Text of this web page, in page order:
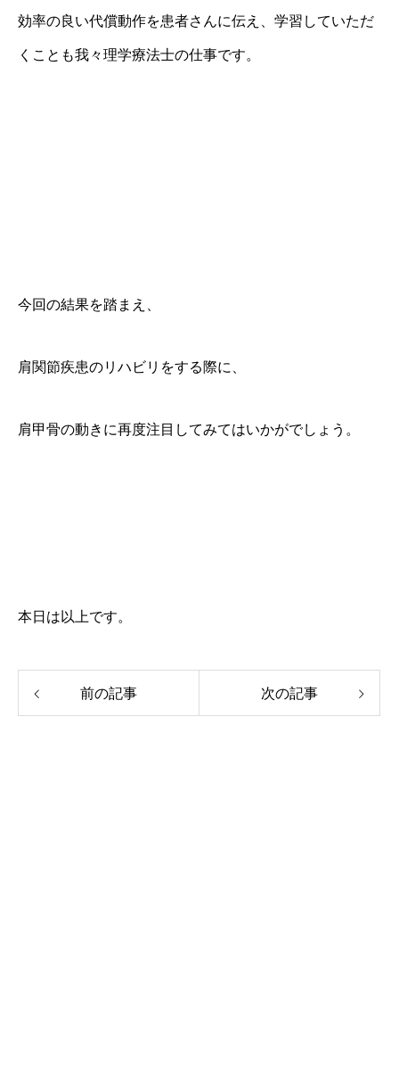
効率の良い代償動作を患者さんに伝え、学習していただ
くことも我々理学療法士の仕事です。
今回の結果を踏まえ、
肩関節疾患のリハビリをする際に、
肩甲骨の動きに再度注目してみてはいかがでしょう。
本日は以上です。
前の記事 次の記事